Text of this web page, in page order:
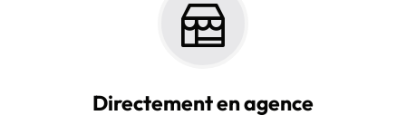
Directement en agence